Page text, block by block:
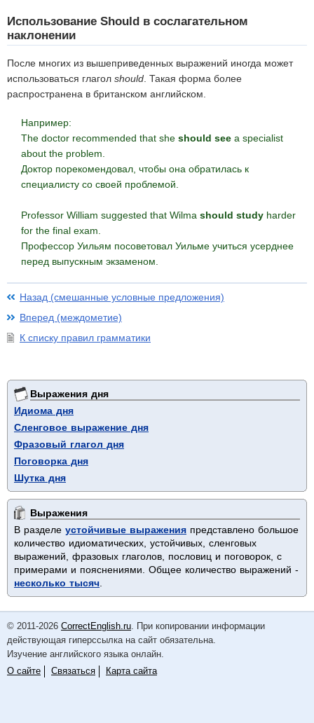
Использование Should в сослагательном
наклонении
После многих из вышеприведенных выражений иногда может
использоваться глагол should . Такая форма более
распространена в британском английском.
Например:
The doctor recommended that she should see a specialist
about the problem.
Доктор порекомендовал, чтобы она обратилась к
специалисту со своей проблемой.
Professor William suggested that Wilma should study harder
for the final exam.
Профессор Уильям посоветовал Уильме учиться усерднее
перед выпускным экзаменом.
Назад (смешанные условные предложения)
Вперед (междометие)
К списку правил грамматики
Выражения дня
Идиома дня
Сленговое выражение дня
Фразовый глагол дня
Поговорка дня
Шутка дня
Выражения
В разделе устойчивые выражения представлено большое
количество идиоматических, устойчивых, сленговых
выражений, фразовых глаголов, пословиц и поговорок, с
примерами и пояснениями. Общее количество выражений -
несколько тысяч
© 2011-2026 CorrectEnglish.ru . При копировании информации
действующая гиперссылка на сайт обязательна.
Изучение английского языка онлайн.
О сайте
Связаться Карта сайта